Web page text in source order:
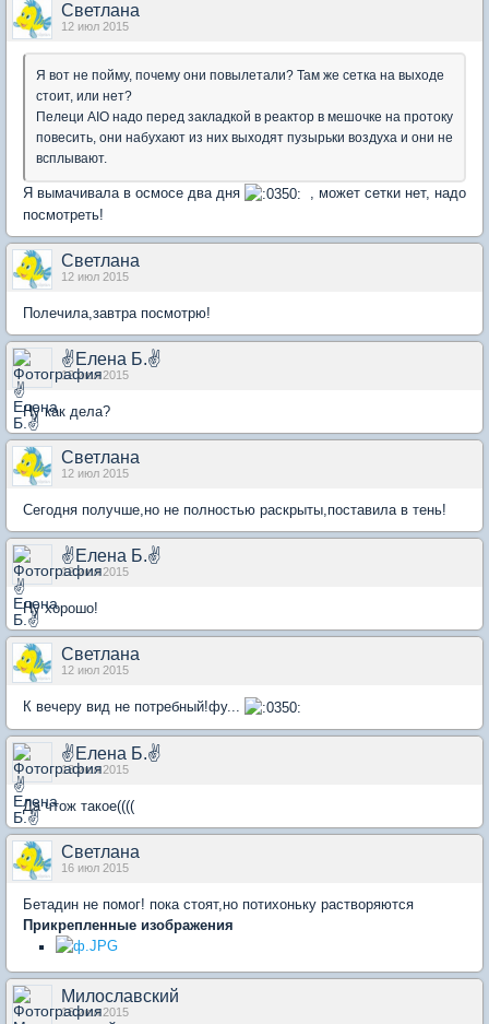
Светлана
12 июл 2015
Я вот не пойму, почему они повылетали? Там же сетка на выходе
стоит, или нет?
Пелеци AIO надо перед закладкой в реактор в мешочке на протоку
повесить, они набухают из них выходят пузырьки воздуха и они не
всплывают.
Я вымачивала в осмосе два дня
, может сетки нет, надо
посмотреть!
Светлана
12 июл 2015
Полечила,завтра посмотрю!
✌Елена Б.✌
12 июл 2015
Ну как дела?
Светлана
12 июл 2015
Сегодня получше,но не полностью раскрыты,поставила в тень!
✌Елена Б.✌
12 июл 2015
Ну хорошо!
Светлана
12 июл 2015
К вечеру вид не потребный!фу...
✌Елена Б.✌
13 июл 2015
Да чтож такое((((
Светлана
16 июл 2015
Бетадин не помог! пока стоят,но потихоньку растворяются
Прикрепленные изображения
Милославский
16 июл 2015